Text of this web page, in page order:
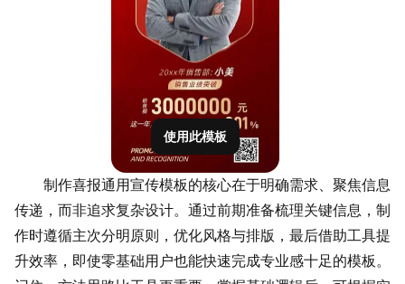
使用此模板
制作喜报通用宣传模板的核心在于明确需求、聚焦信息
传递，而非追求复杂设计。通过前期准备梳理关键信息，制
作时遵循主次分明原则，优化风格与排版，最后借助工具提
升效率，即使零基础用户也能快速完成专业感十足的模板。